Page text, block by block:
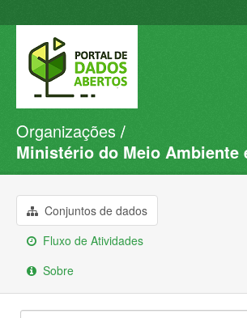
Conjuntos de dados
Organizações
Sobre
Organizações
Ministério do Meio Ambiente
Conjuntos de dados
Fluxo de Atividades
Sobre